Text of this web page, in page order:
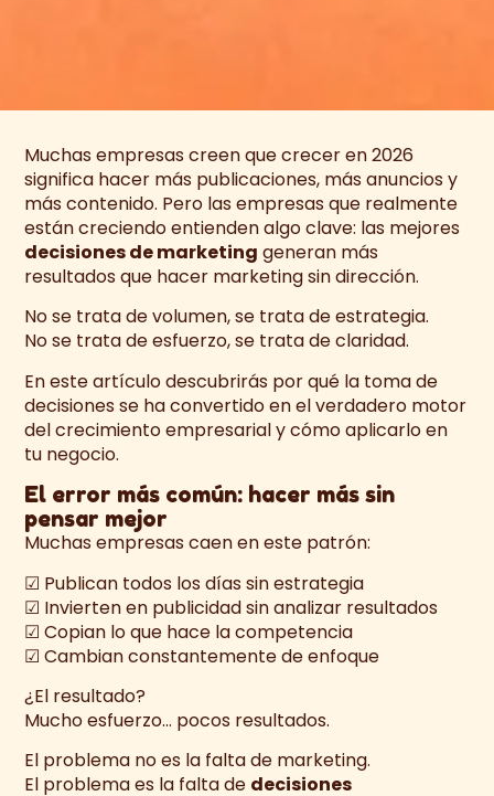
Muchas empresas creen que crecer en 2026
significa hacer más publicaciones, más anuncios y
más contenido. Pero las empresas que realmente
están creciendo entienden algo clave: las mejores
decisiones de marketing generan más
resultados que hacer marketing sin dirección.
No se trata de volumen, se trata de estrategia.
No se trata de esfuerzo, se trata de claridad.
En este artículo descubrirás por qué la toma de
decisiones se ha convertido en el verdadero motor
del crecimiento empresarial y cómo aplicarlo en
tu negocio.
El error más común: hacer más sin
pensar mejor
Muchas empresas caen en este patrón:
☑ Publican todos los días sin estrategia
☑ Invierten en publicidad sin analizar resultados
☑ Copian lo que hace la competencia
☑ Cambian constantemente de enfoque
¿El resultado?
Mucho esfuerzo… pocos resultados.
El problema no es la falta de marketing.
El problema es la falta de decisiones